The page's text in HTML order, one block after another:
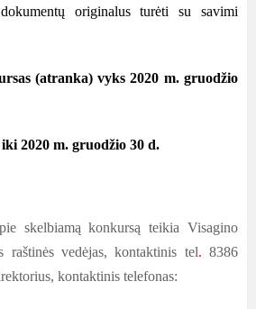
originalus turėti su savimi
(atranka) vyks 2020 m. gruodžio
2020 m. gruodžio 30 d.
skelbiamą konkursą teikia Visagino
raštinės vedėjas, kontaktinis tel.8386
kontaktinis telefonas: